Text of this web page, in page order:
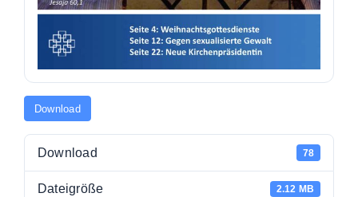
Download
Download 78
Dateigröße 2.12 MB